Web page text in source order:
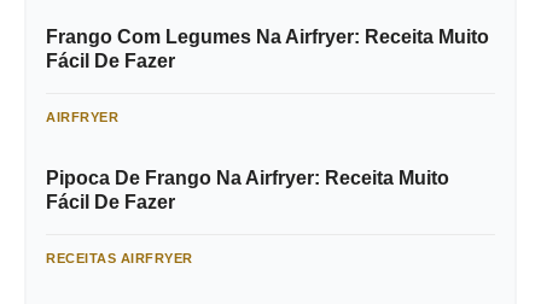
Frango Com Legumes Na Airfryer: Receita Muito
Fácil De Fazer
AIRFRYER
Pipoca De Frango Na Airfryer: Receita Muito
Fácil De Fazer
RECEITAS AIRFRYER